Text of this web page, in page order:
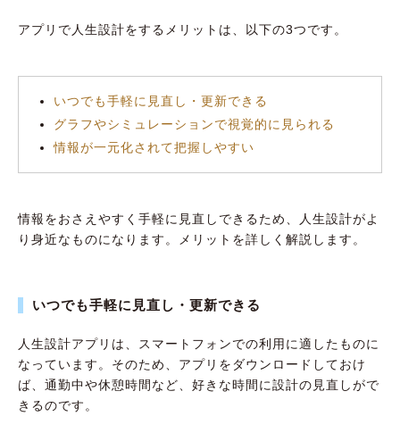
アプリで人生設計をするメリットは、以下の3つです。
いつでも手軽に見直し・更新できる
グラフやシミュレーションで視覚的に見られる
情報が一元化されて把握しやすい
情報をおさえやすく手軽に見直しできるため、人生設計がよ
り身近なものになります。メリットを詳しく解説します。
いつでも手軽に見直し・更新できる
人生設計アプリは、スマートフォンでの利用に適したものに
なっています。そのため、アプリをダウンロードしておけ
ば、通勤中や休憩時間など、好きな時間に設計の見直しがで
きるのです。